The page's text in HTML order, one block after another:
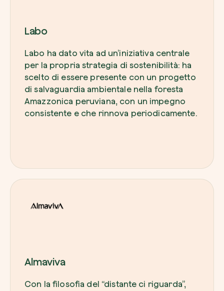
Labo
Labo ha dato vita ad un’iniziativa centrale
per la propria strategia di sostenibilità: ha
scelto di essere presente con un progetto
di salvaguardia ambientale nella foresta
Amazzonica peruviana, con un impegno
consistente e che rinnova periodicamente.
Almaviva
Con la filosofia del “distante ci riguarda”,